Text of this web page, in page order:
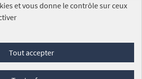
L'ASSEMBLÉE NATIONALE
aux questions
d'utilisation (CGU)
légales
Cookies
et vous donne le contrôle sur ceux
Tout accepter